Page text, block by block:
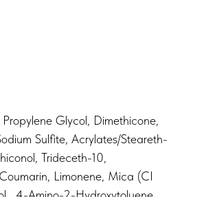
Glycol, Dimethicone,
Sulfite, Acrylates/Steareth-
Trideceth-10,
Limonene, Mica (CI